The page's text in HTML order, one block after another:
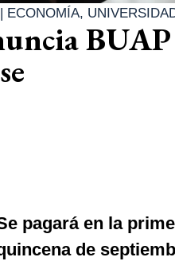
ECONOMÍA,
BUAP
e pagará en la
de